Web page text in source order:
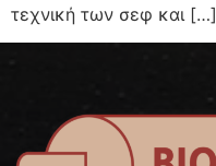
τεχνική των σεφ και […]